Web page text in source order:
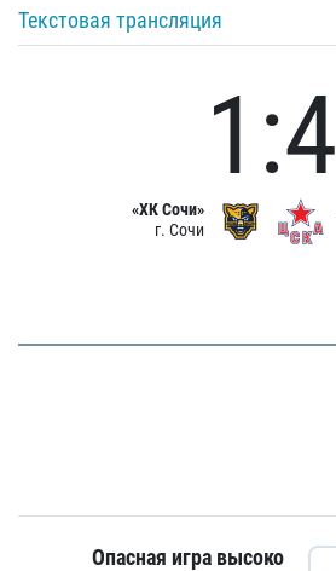
Текстовая трансляция
«ХК Сочи»
г. Сочи
1:4
Опасная игра высоко